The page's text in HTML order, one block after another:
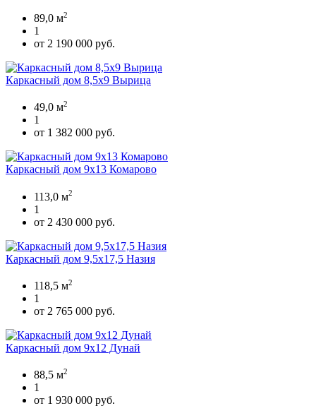
89,0 м2
1
от 2 190 000 руб.
Каркасный дом 8,5х9 Вырица
49,0 м2
1
от 1 382 000 руб.
Каркасный дом 9х13 Комарово
113,0 м2
1
от 2 430 000 руб.
Каркасный дом 9,5х17,5 Назия
118,5 м2
1
от 2 765 000 руб.
Каркасный дом 9х12 Дунай
88,5 м2
1
от 1 930 000 руб.